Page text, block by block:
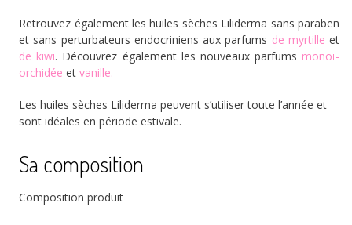
Retrouvez également les huiles sèches Liliderma sans paraben
et sans perturbateurs endocriniens aux parfums de myrtille et
de kiwi. Découvrez également les nouveaux parfums monoï-
orchidée etvanille.
Les huiles sèches Liliderma peuvent s’utiliser toute l’année et
sont idéales en période estivale.
Sa composition
Composition produit